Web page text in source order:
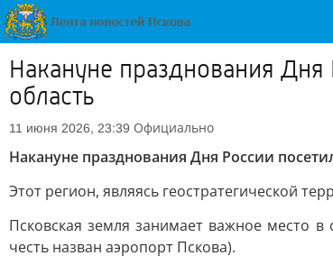
Накануне празднования
область
11 июня 2026, 23:39 Официально
Накануне празднования Дня России
Этот регион, являясь геостратегической
Псковская земля занимает важное место в
честь назван аэропорт Пскова).